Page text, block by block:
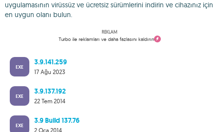
uygulamasının virüssüz ve ücretsiz sürümlerini indirin ve cihazınız için
en uygun olanı bulun.
REKLAM
Turbo ile reklamları ve daha fazlasını kaldırın
EXE
3.9.141.259
17 Ağu 2023
EXE
3.9.137.192
22 Tem 2014
EXE
3.9 Build 137.76
2 Oca 2014